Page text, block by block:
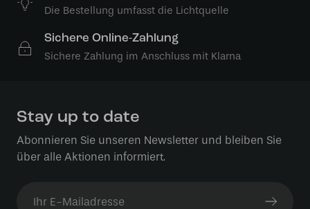
Die Bestellung umfasst die Lichtquelle
Sichere Online-Zahlung
Sichere Zahlung im Anschluss mit Klarna
Stay up to date
Abonnieren Sie unseren Newsletter und bleiben Sie
über alle Aktionen informiert.